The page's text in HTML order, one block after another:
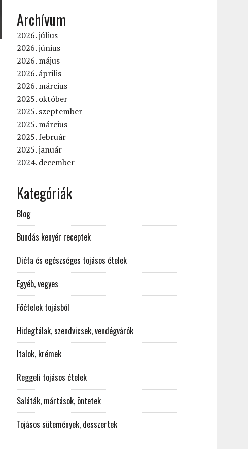
Archívum
2026. július
2026. június
2026. május
2026. április
2026. március
2025. október
2025. szeptember
2025. március
2025. február
2025. január
2024. december
Kategóriák
Blog
Bundás kenyér receptek
Diéta és egészséges tojásos ételek
Egyéb, vegyes
Főételek tojásból
Hidegtálak, szendvicsek, vendégvárók
Italok, krémek
Reggeli tojásos ételek
Saláták, mártások, öntetek
Tojásos sütemények, desszertek